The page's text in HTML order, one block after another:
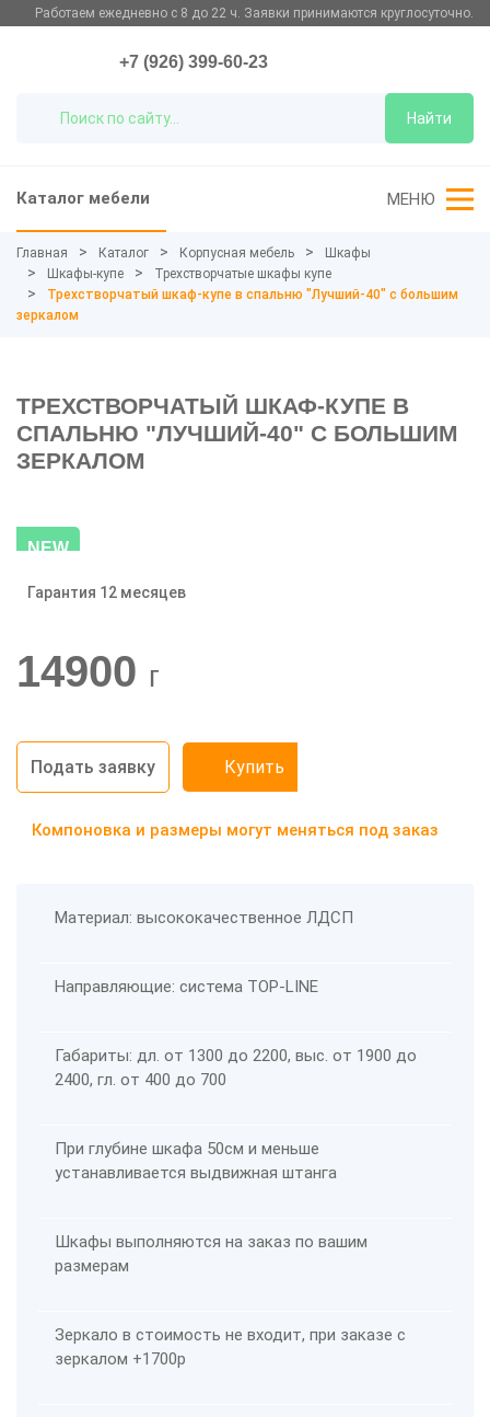
Работаем ежедневно с 8 до 22 ч. Заявки принимаются круглосуточно.
Найти
+7 (926) 399-60-23
Каталог мебели МЕНЮ
Главная Каталог Корпусная мебель
Шкафы
Шкафы-купе
Трехстворчатые шкафы купе
Трехстворчатый шкаф-купе в спальню "Лучший-40" с большим
зеркалом
ТРЕХСТВОРЧАТЫЙ ШКАФ-КУПЕ В
СПАЛЬНЮ "ЛУЧШИЙ-40" С БОЛЬШИМ
ЗЕРКАЛОМ
NEW
-20%
Гарантия 12 месяцев
14900 г
Подать заявку Купить
Компоновка и размеры могут меняться под заказ
Материал: высококачественное ЛДСП
Направляющие: система TOP-LINE
Габариты: дл. от 1300 до 2200, выс. от 1900 до
2400, гл. от 400 до 700
При глубине шкафа 50см и меньше
устанавливается выдвижная штанга
Шкафы выполняются на заказ по вашим
размерам
Зеркало в стоимость не входит, при заказе с
зеркалом +1700р